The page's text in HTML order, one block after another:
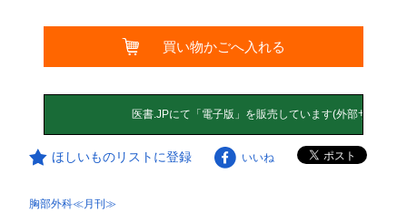
買い物かごへ入れる
ほしいものリストに登録 いいね
胸部外科≪月刊≫